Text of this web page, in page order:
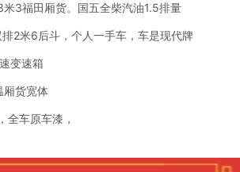
3福田厢货。国五全柴汽油1.5排量
2米6后斗，个人一手车，车是现代牌
变速箱
厢货宽体
全车原车漆，